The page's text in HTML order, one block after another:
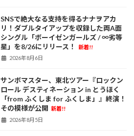
SNSで絶大なる支持を得るナナヲアカ
リ！ダブルタイアップを収録した両A面
シングル「ボーイゼンガールズ / ∞劣等
星」を8/26にリリース！
新着!!
2026年8月6日
サンボマスター、東北ツアー『ロックン
ロール デスティネーション in とうほく
「from ふくしま for ふくしま」』終演！
その模様が公開 新着!!
2026年8月5日